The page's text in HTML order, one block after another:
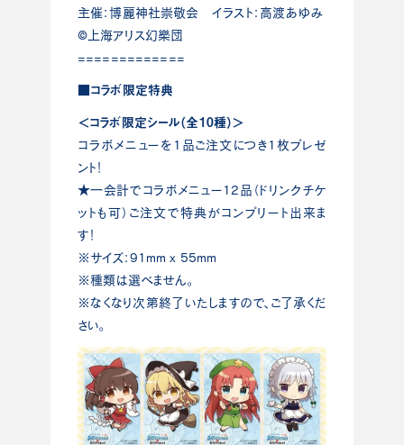
主催：博麗神社崇敬会 イラスト：高渡あゆみ
©上海アリス幻樂団
=============
■コラボ限定特典
＜コラボ限定シール（全10種）＞
コラボメニューを1品ご注文につき1枚プレゼ
ント！
★一会計でコラボメニュー12品（ドリンクチケ
ットも可）ご注文で特典がコンプリート出来ま
す！
※サイズ：91mm x 55mm
※種類は選べません。
※なくなり次第終了いたしますので、ご了承くだ
さい。